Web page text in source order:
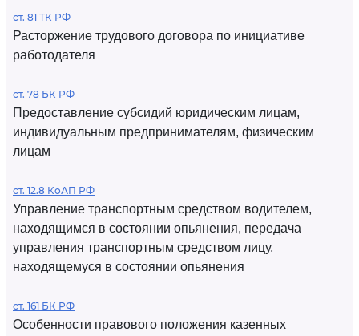
ст. 81 ТК РФ
Расторжение трудового договора по инициативе
работодателя
ст. 78 БК РФ
Предоставление субсидий юридическим лицам,
индивидуальным предпринимателям, физическим
лицам
ст. 12.8 КоАП РФ
Управление транспортным средством водителем,
находящимся в состоянии опьянения, передача
управления транспортным средством лицу,
находящемуся в состоянии опьянения
ст. 161 БК РФ
Особенности правового положения казенных